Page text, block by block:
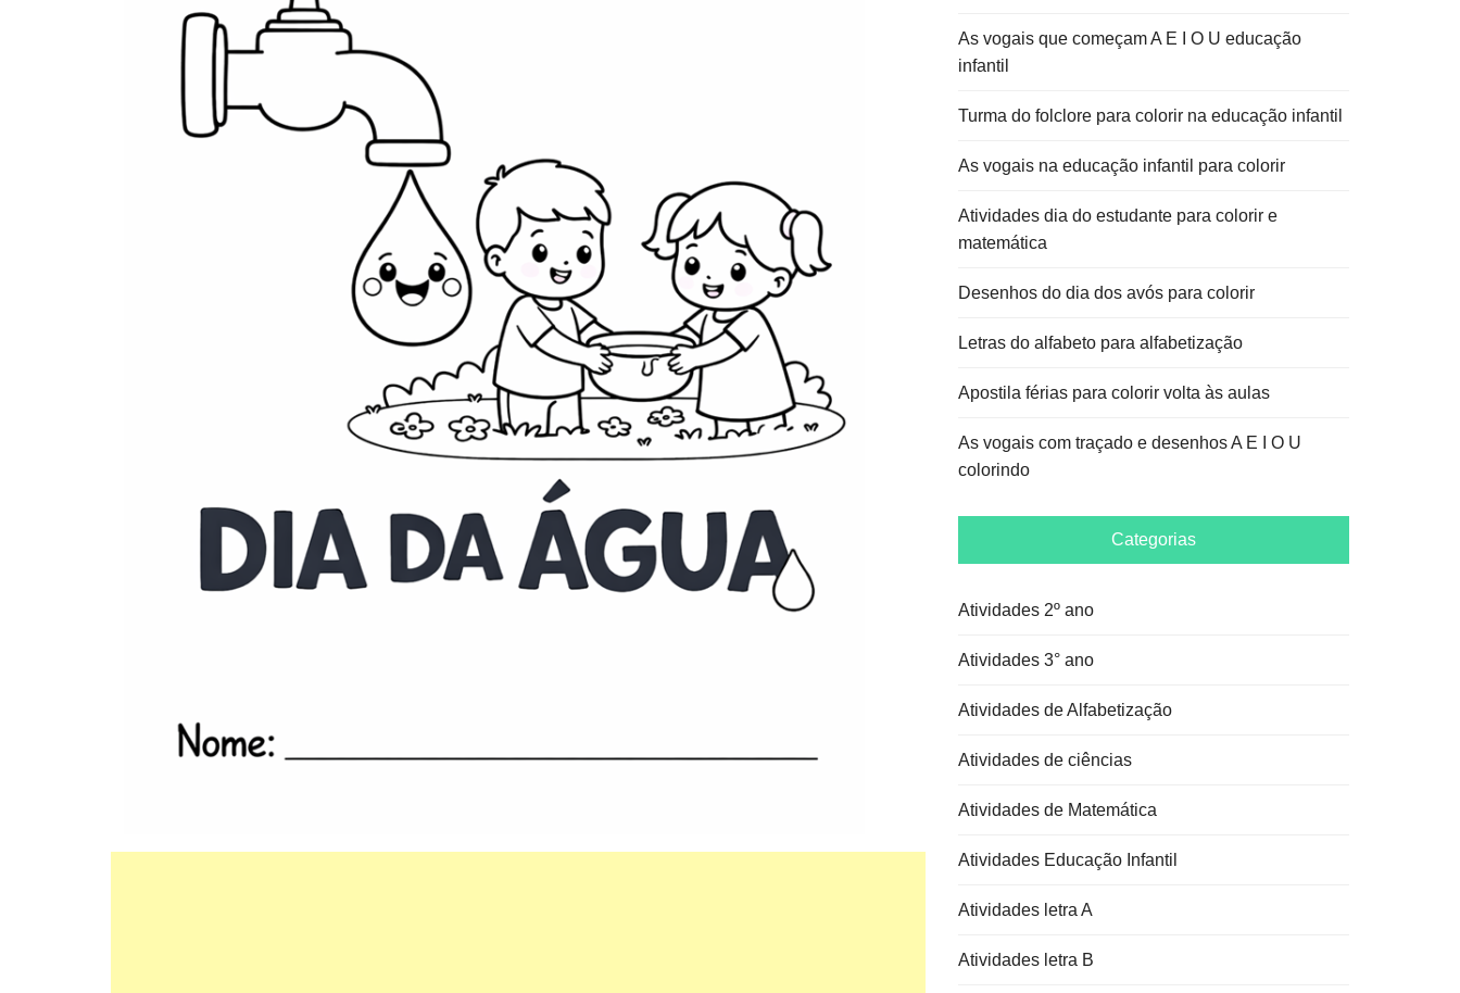
As vogais que começam A E I O U educação
infantil
Turma do folclore para colorir na educação infantil
As vogais na educação infantil para colorir
Atividades dia do estudante para colorir e
matemática
Desenhos do dia dos avós para colorir
Letras do alfabeto para alfabetização
Apostila férias para colorir volta às aulas
As vogais com traçado e desenhos A E I O U
colorindo
Categorias
Atividades 2º ano
Atividades 3° ano
Atividades de Alfabetização
Atividades de ciências
Atividades de Matemática
Atividades Educação Infantil
Atividades letra A
Atividades letra B